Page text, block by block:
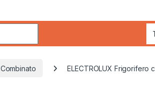
Combinato ELECTROLUX Frigorifero